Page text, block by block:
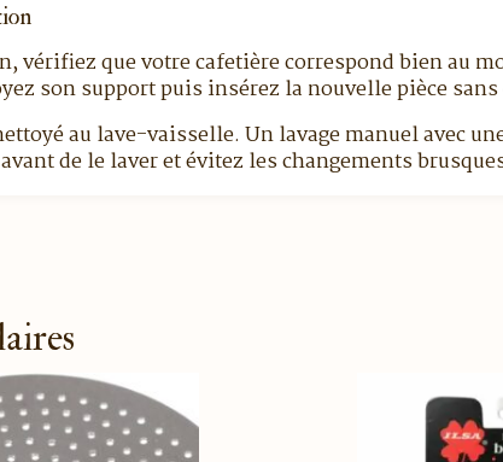
vérifiez que votre cafetière correspond bien au
son support puis insérez la nouvelle pièce
au lave-vaisselle. Un lavage manuel avec
de le laver et évitez les changements